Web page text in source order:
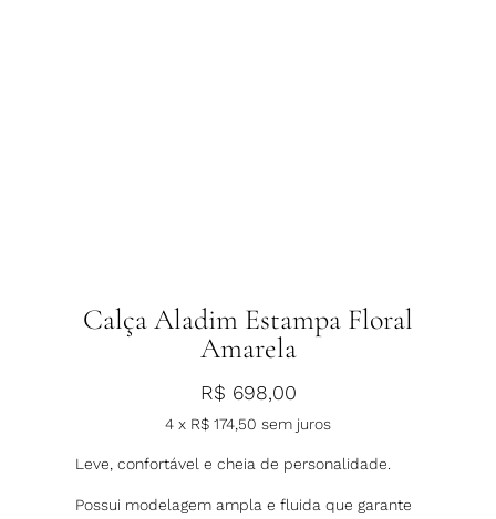
Calça Aladim Estampa Floral
Amarela
R$ 698,00
4 x R$ 174,50 sem juros
Leve, confortável e cheia de personalidade.
Possui modelagem ampla e fluida que garante